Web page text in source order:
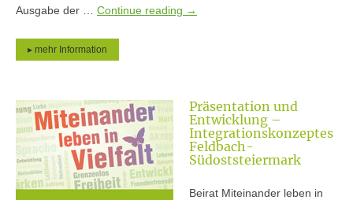
Ausgabe der … Continue reading →
▸ mehr Information
Präsentation und
Entwicklung –
Integrationskonzeptes
Feldbach-
Südoststeiermark
Beirat Miteinander leben in